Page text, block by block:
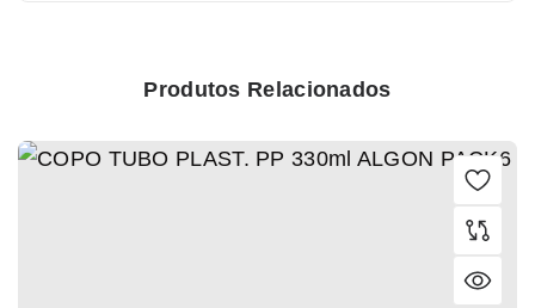
Produtos Relacionados